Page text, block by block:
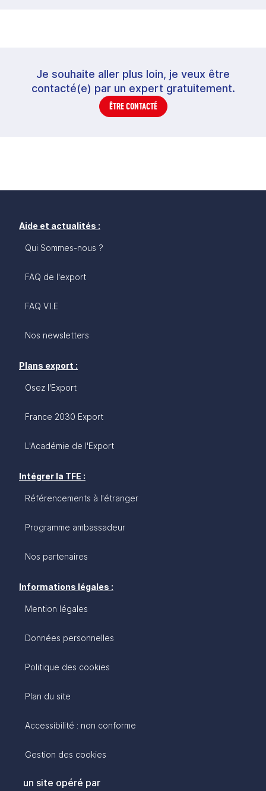
Je souhaite aller plus loin, je veux être
contacté(e) par un expert gratuitement.
ÊTRE CONTACTÉ
Aide et actualités :
Qui Sommes-nous ?
FAQ de l'export
FAQ V.I.E
Nos newsletters
Plans export :
Osez l'Export
France 2030 Export
L'Académie de l'Export
Intégrer la TFE :
Référencements à l'étranger
Programme ambassadeur
Nos partenaires
Informations légales :
Mention légales
Données personnelles
Politique des cookies
Plan du site
Accessibilité : non conforme
Gestion des cookies
un site opéré par